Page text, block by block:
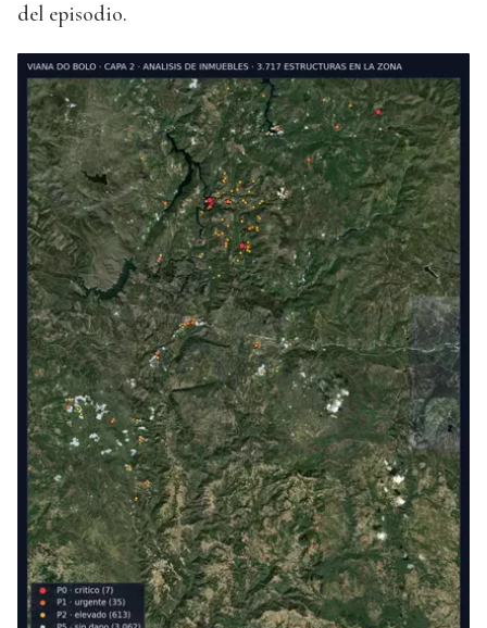
del episodio.